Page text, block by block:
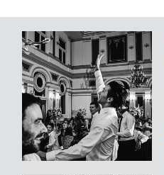
© COPYRIGHT